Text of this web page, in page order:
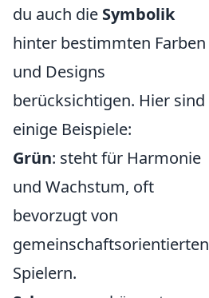
du auch die Symbolik
hinter bestimmten Farben
und Designs
berücksichtigen. Hier sind
einige Beispiele:
Grün: steht für Harmonie
und Wachstum, oft
bevorzugt von
gemeinschaftsorientierten
Spielern.